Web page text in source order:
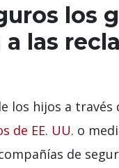
los
las
los hijos a través
de EE. UU. o
de